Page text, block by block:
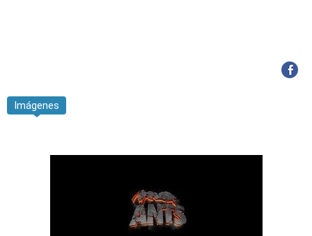
Imágenes